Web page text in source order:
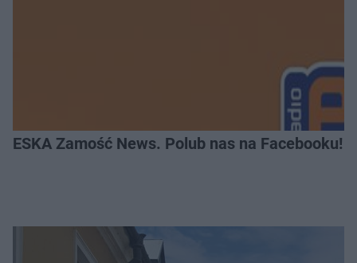
ESKA Zamość News. Polub nas na Facebooku!